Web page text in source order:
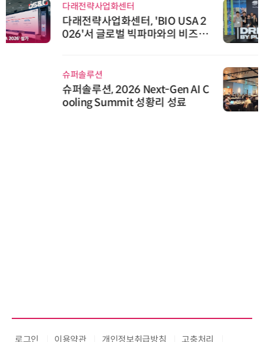
다래전략사업화센터
다래전략사업화센터, 'BIO USA 2
026'서 글로벌 빅파마와의 비즈니
스 미팅 지원…K-바이오 해외 진출
슈퍼솔루션, 2026 Next-Gen AI C
ooling Summit 성황리 성료
로그인 이용약관 개인정보취급방침 고충처리